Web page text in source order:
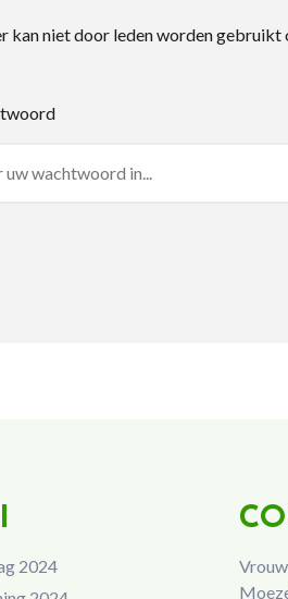
niet door leden worden gebruikt
2024